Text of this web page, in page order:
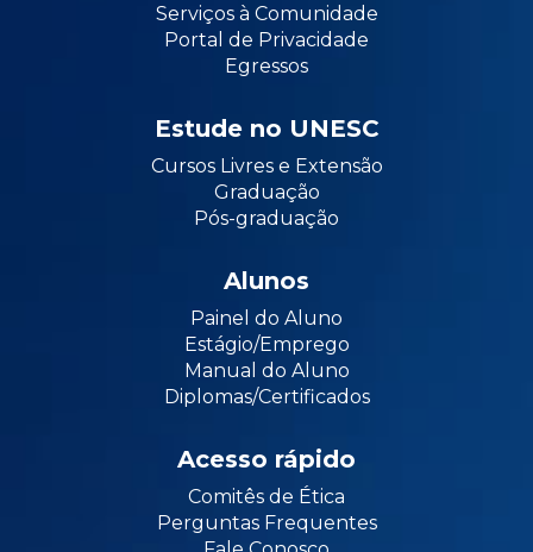
Serviços à Comunidade
Portal de Privacidade
Egressos
Estude no UNESC
Cursos Livres e Extensão
Graduação
Pós-graduação
Alunos
Painel do Aluno
Estágio/Emprego
Manual do Aluno
Diplomas/Certificados
Acesso rápido
Comitês de Ética
Perguntas Frequentes